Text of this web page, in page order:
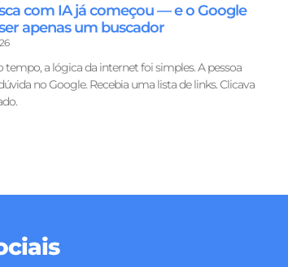
com IA já começou — e o Google
apenas um buscador
a lógica da internet foi simples. A pessoa
no Google. Recebia uma lista de links. Clicava